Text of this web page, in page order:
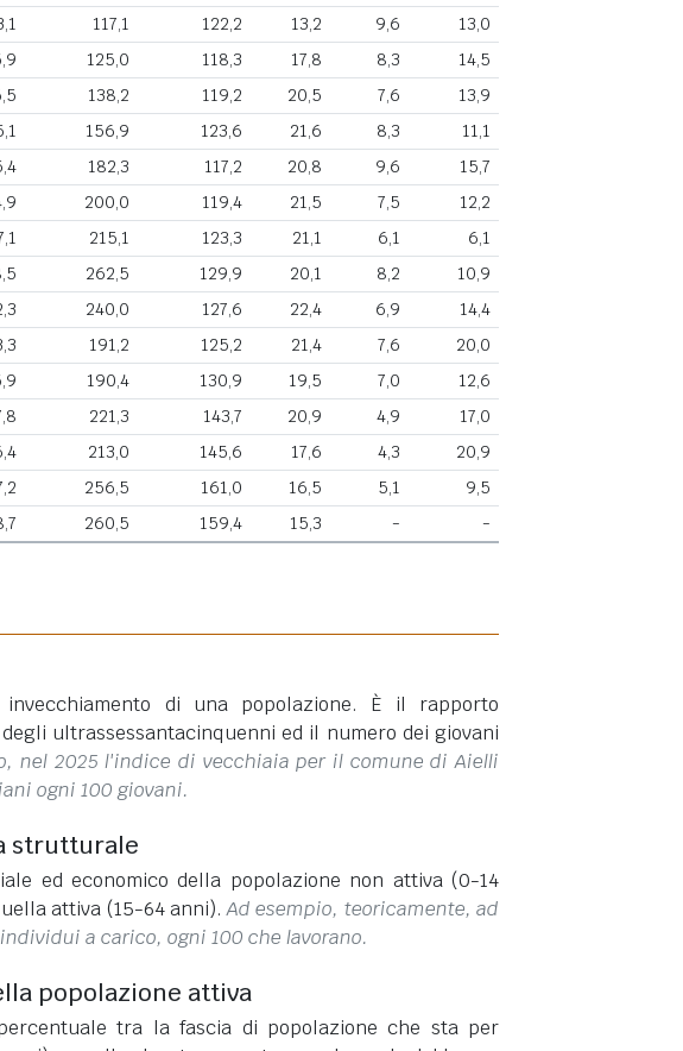
117,1 122,2 13,2 9,6
13,0
125,0 118,3 17,8 8,3
14,5
138,2 119,2 20,5 7,6
13,9
156,9 123,6 21,6 8,3
11,1
182,3 117,2 20,8 9,6
15,7
200,0 119,4 21,5 7,5
12,2
215,1 123,3 21,1 6,1
6,1
262,5 129,9 20,1 8,2
10,9
240,0 127,6 22,4 6,9
14,4
191,2 125,2 21,4 7,6
20,0
190,4 130,9 19,5 7,0
12,6
221,3 143,7 20,9 4,9
17,0
213,0 145,6 17,6 4,3
20,9
256,5 161,0 16,5 5,1
9,5
260,5 159,4 15,3 - -
di una popolazione. È il rapporto
ultrassessantacinquenni ed il numero dei giovani
nel 2025 l'indice di vecchiaia per il comune di Aielli
ogni 100 giovani.
strutturale
ed economico della popolazione non attiva (0-14
attiva (15-64 anni).Ad esempio, teoricamente, ad
a carico, ogni 100 che lavorano.
popolazione attiva
tra la fascia di popolazione che sta per